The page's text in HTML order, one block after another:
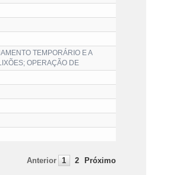
TEMPORÁRIO E A
OPERAÇÃO DE
Anterior 1 2 Próximo